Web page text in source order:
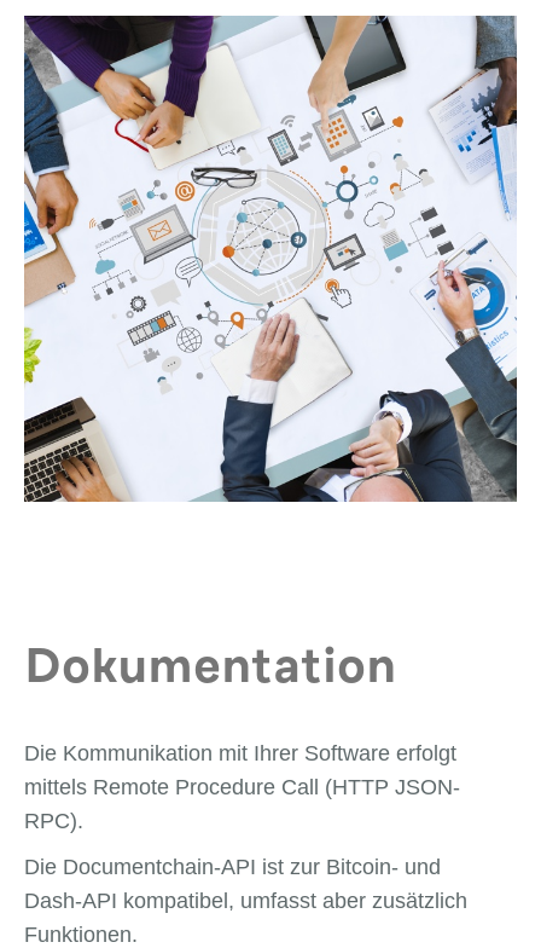
Dokumentation
Die Kommunikation mit Ihrer Software erfolgt
mittels Remote Procedure Call (HTTP JSON-
RPC).
Die Documentchain-API ist zur Bitcoin- und
Dash-API kompatibel, umfasst aber zusätzlich
Funktionen.